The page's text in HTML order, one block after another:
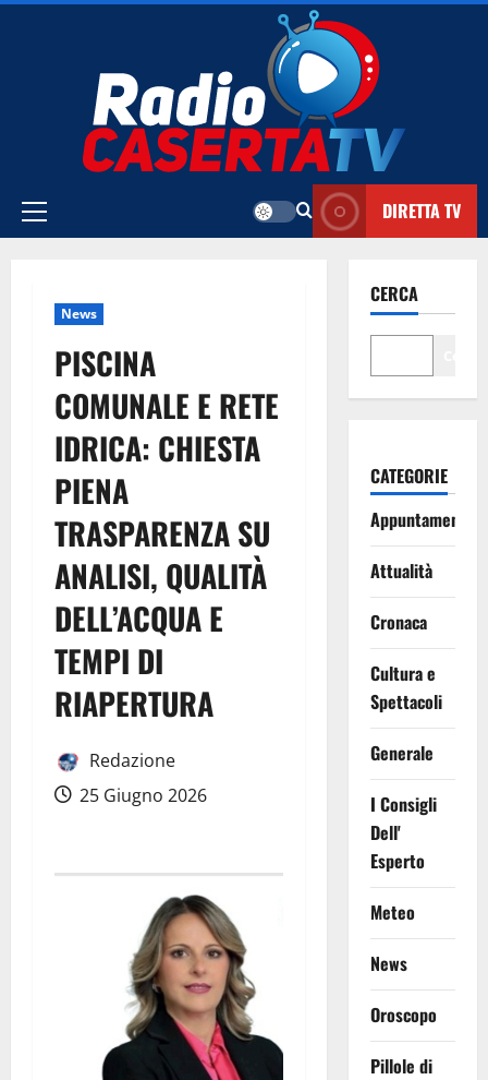
Vai
Menu
DIRETTA TV
News
PISCINA
COMUNALE E RETE
IDRICA: CHIESTA
PIENA
TRASPARENZA SU
ANALISI, QUALITÀ
DELL’ACQUA E
TEMPI DI
RIAPERTURA
Redazione
25 Giugno 2026
CERCA
CATEGORIE
Appuntamenti
Attualità
Cronaca
Cultura e
Spettacoli
Generale
I Consigli
Dell'
Esperto
Meteo
News
Oroscopo
Pillole di